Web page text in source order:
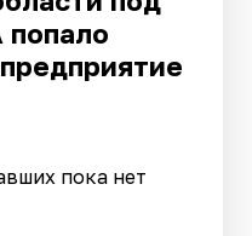
пока нет